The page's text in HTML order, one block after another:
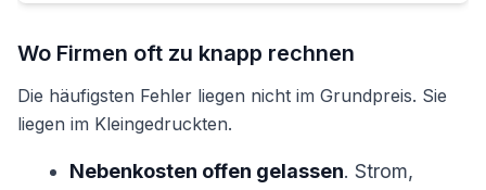
Wo Firmen oft zu knapp rechnen
Die häufigsten Fehler liegen nicht im Grundpreis. Sie
liegen im Kleingedruckten.
Nebenkosten offen gelassen. Strom,